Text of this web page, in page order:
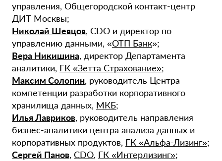
управления, Общегородской контакт-центр
ДИТ Москвы;
Николай Шевцов, CDO и директор по
управлению данными, «ОТП Банк»;
Вера Никишина, директор Департамента
аналитики, ГК «Зетта Страхование»;
Максим Солопин, руководитель Центра
компетенции разработки корпоративного
хранилища данных, МКБ;
Илья Лавриков, руководитель направления
бизнес-аналитики центра анализа данных и
корпоративных продуктов, ГК «Альфа-Лизинг»;
Сергей Панов, CDO, ГК «Интерлизинг»;